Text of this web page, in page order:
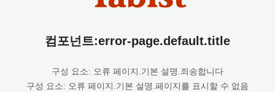
컴포넌트:error-page.default.title
구성 요소: 오류 페이지.기본 설명.죄송합니다
구성 요소: 오류 페이지.기본 설명.페이지를 표시할 수 없음